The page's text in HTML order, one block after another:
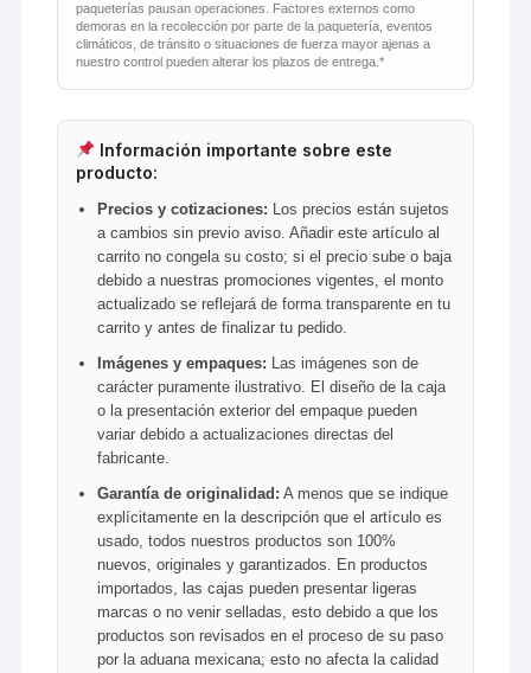
paqueterías pausan operaciones. Factores externos como
demoras en la recolección por parte de la paquetería, eventos
climáticos, de tránsito o situaciones de fuerza mayor ajenas a
nuestro control pueden alterar los plazos de entrega.*
Información importante sobre este
producto:
Precios y cotizaciones: Los precios están sujetos
a cambios sin previo aviso. Añadir este artículo al
carrito no congela su costo; si el precio sube o baja
debido a nuestras promociones vigentes, el monto
actualizado se reflejará de forma transparente en tu
carrito y antes de finalizar tu pedido.
Imágenes y empaques: Las imágenes son de
carácter puramente ilustrativo. El diseño de la caja
o la presentación exterior del empaque pueden
variar debido a actualizaciones directas del
fabricante.
Garantía de originalidad: A menos que se indique
explícitamente en la descripción que el artículo es
usado, todos nuestros productos son 100%
nuevos, originales y garantizados. En productos
importados, las cajas pueden presentar ligeras
marcas o no venir selladas, esto debido a que los
productos son revisados en el proceso de su paso
por la aduana mexicana; esto no afecta la calidad